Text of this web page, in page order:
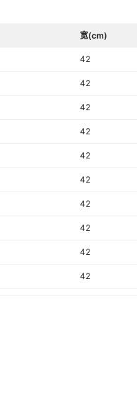
宽(cm)
42
42
42
42
42
42
42
42
42
42